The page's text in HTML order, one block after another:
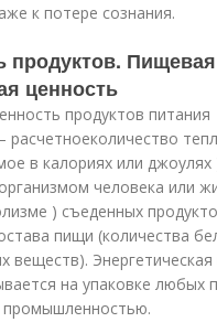
к потере сознания.
продуктов. Пищевая
ценность
продуктов питания
расчетноеколичество
в калориях или
человека или
) съеденных
пищи (количества
веществ).
на упаковке любых
промышленностью.